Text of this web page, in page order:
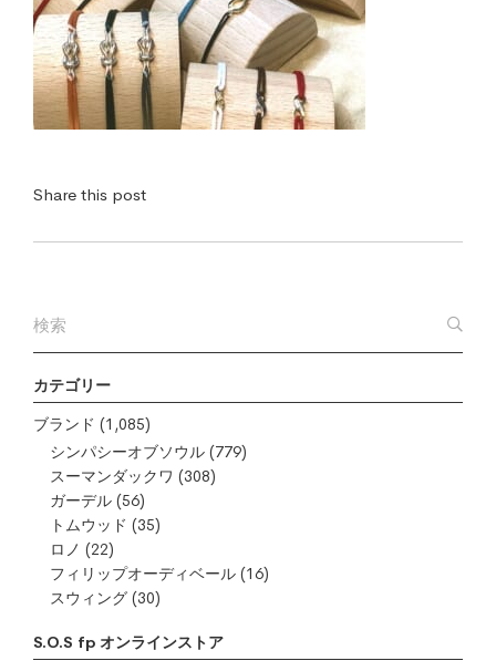
カテゴリー
ブランド (1,085)
シンパシーオブソウル (779)
スーマンダックワ (308)
ガーデル (56)
トムウッド (35)
ロノ (22)
フィリップオーディベール (16)
スウィング (30)
S.O.S fp オンラインストア
Share this post